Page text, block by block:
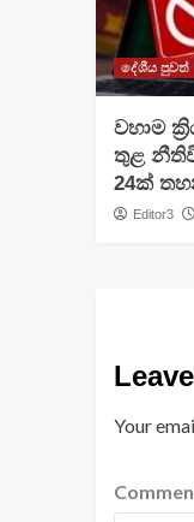
දේශීය පුවත්
වහාම
තුළ
24ක්
Editor3
Your